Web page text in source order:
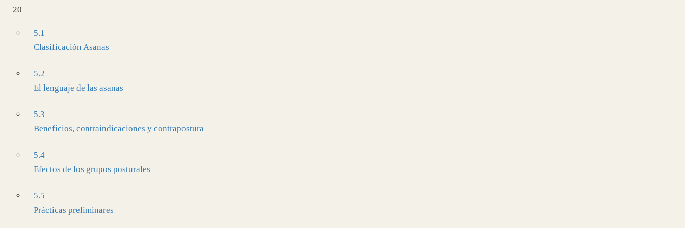
20
5.1
Clasificación Asanas
5.2
El lenguaje de las asanas
5.3
Beneficios, contraindicaciones y contrapostura
5.4
Efectos de los grupos posturales
5.5
Prácticas preliminares